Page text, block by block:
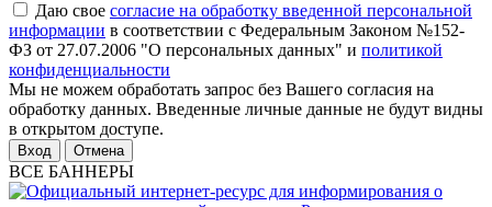
Даю свое согласие на обработку введенной персональной
информации в соответствии с Федеральным Законом №152-
ФЗ от 27.07.2006 "О персональных данных" и политикой
конфиденциальности
Мы не можем обработать запрос без Вашего согласия на
обработку данных. Введенные личные данные не будут видны
в открытом доступе.
Отмена
ВСЕ БАННЕРЫ